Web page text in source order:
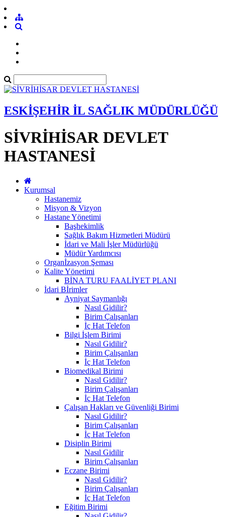
ESKİŞEHİR İL SAĞLIK MÜDÜRLÜĞÜ
SİVRİHİSAR DEVLET
HASTANESİ
Kurumsal
Hastanemiz
Misyon & Vizyon
Hastane Yönetimi
Başhekimlik
Sağlık Bakım Hizmetleri Müdürü
İdari ve Mali İşler Müdürlüğü
Müdür Yardımcısı
Organİzasyon Şeması
Kalite Yönetimi
BİNA TURU FAALİYET PLANI
İdari Bİrimler
Ayniyat Saymanlığı
Nasıl Gidilir?
Birim Çalışanları
İç Hat Telefon
Bilgi İşlem Birimi
Nasıl Gidilir?
Birim Çalışanları
İç Hat Telefon
Biomedikal Birimi
Nasıl Gidilir?
Birim Çalışanları
İç Hat Telefon
Çalışan Hakları ve Güvenliği Birimi
Nasıl Gidilir?
Birim Çalışanları
İç Hat Telefon
Disiplin Birimi
Nasıl Gidilir
Birim Çalışanları
Eczane Birimi
Nasıl Gidilir?
Birim Çalışanları
İç Hat Telefon
Eğitim Birimi